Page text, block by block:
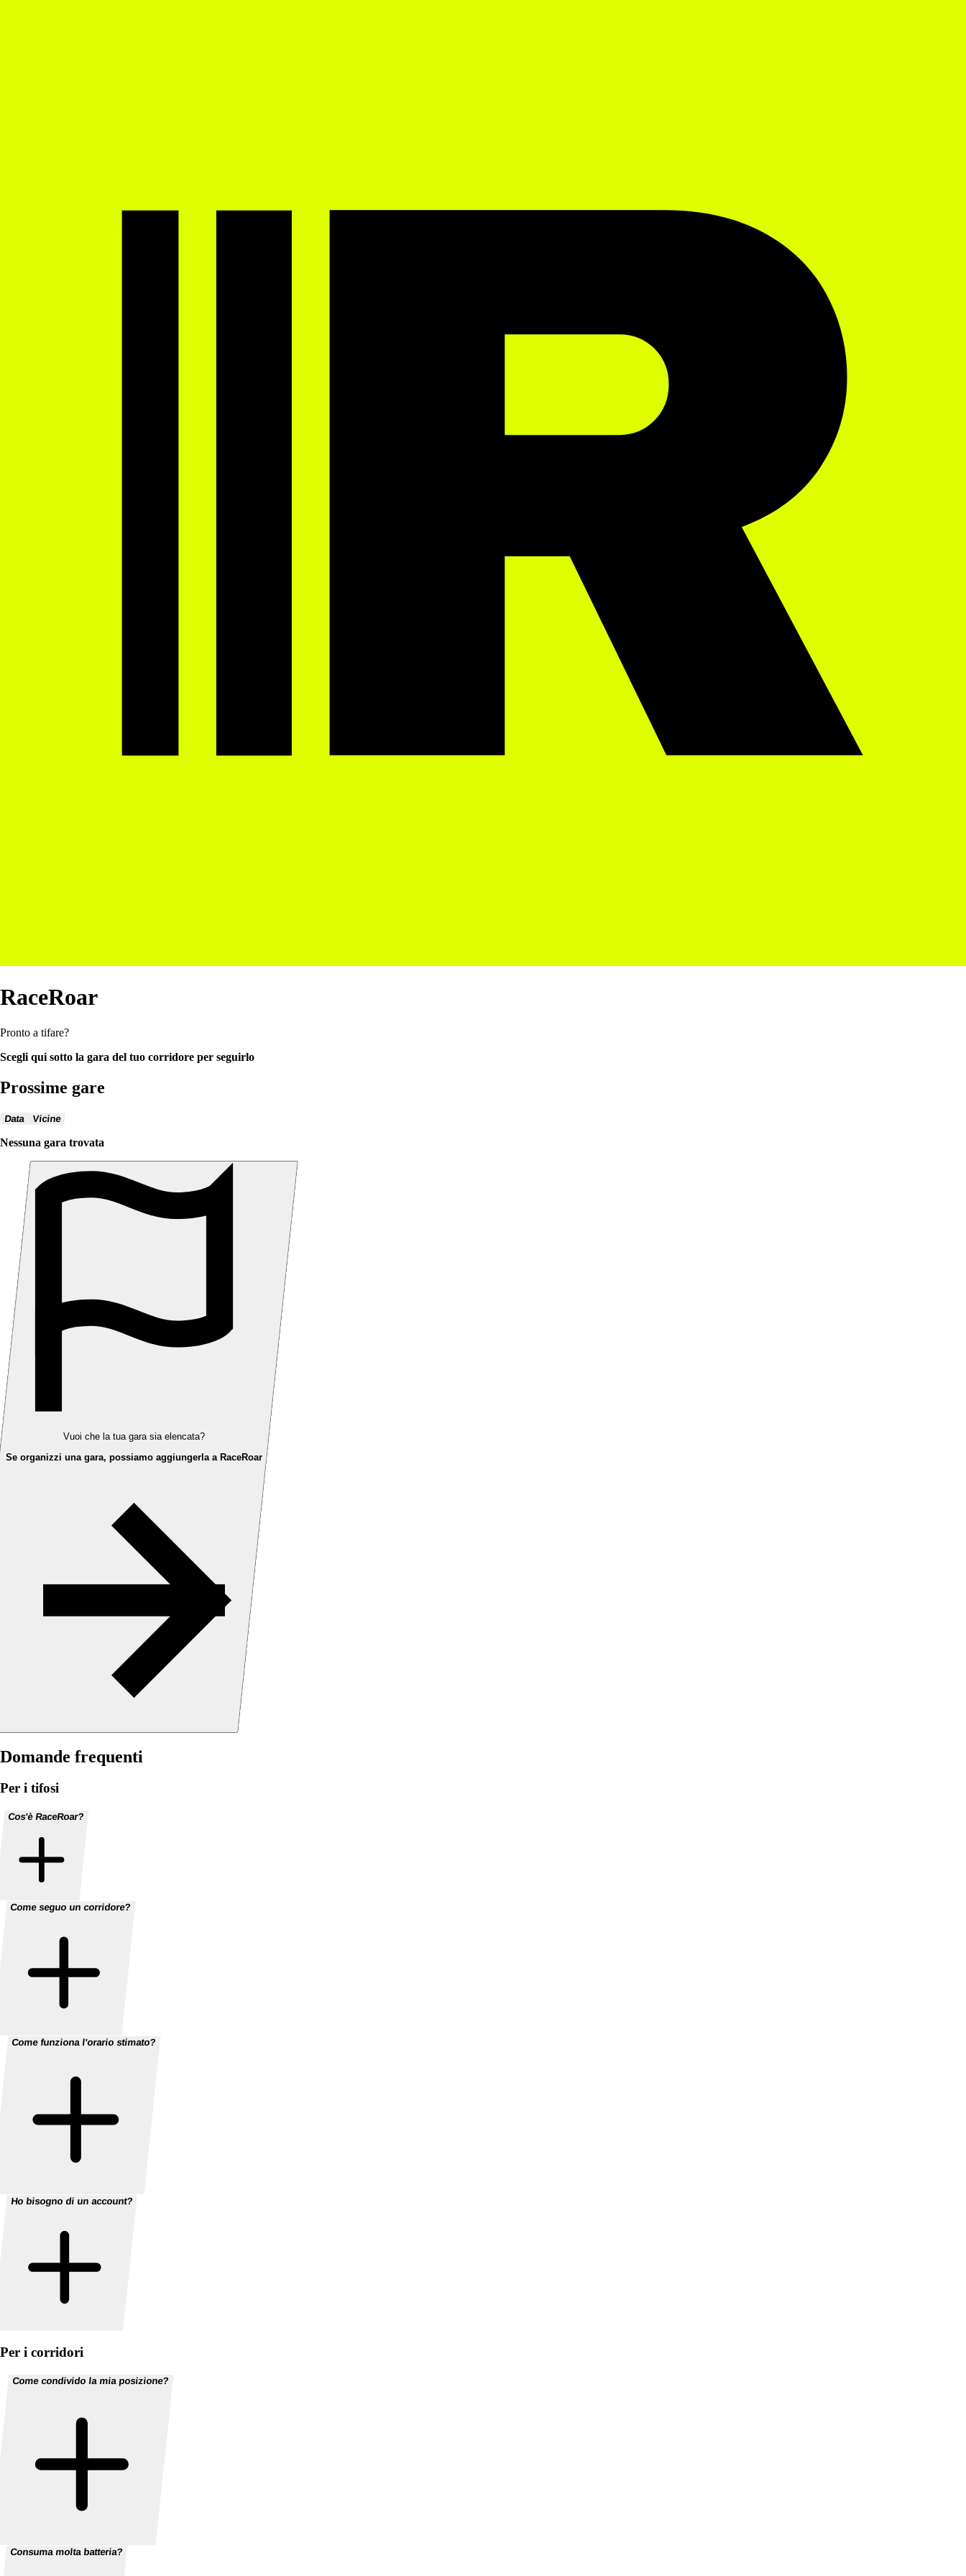
RaceRoar
Pronto a tifare?
Scegli qui sotto la gara del tuo corridore per seguirlo
Prossime gare
Data Vicine
Nessuna gara trovata
Vuoi che la tua gara sia elencata?
Se organizzi una gara, possiamo aggiungerla a RaceRoar
Domande frequenti
Per i tifosi
Cos'è RaceRoar?
Come seguo un corridore?
Come funziona l'orario stimato?
Ho bisogno di un account?
Per i corridori
Come condivido la mia posizione?
Consuma molta batteria?